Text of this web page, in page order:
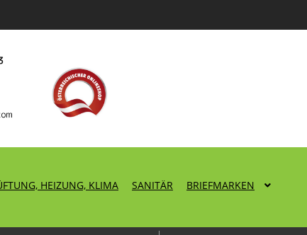
HEIZUNG, KLIMA SANITÄR BRIEFMARKEN